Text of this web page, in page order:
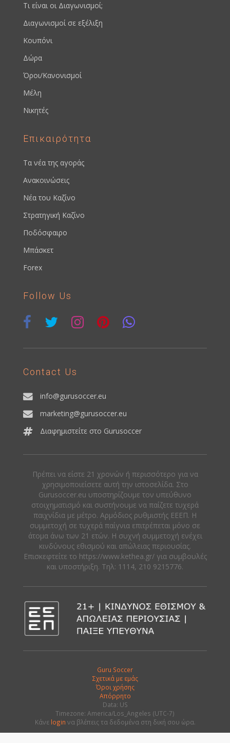
Τι είναι οι Διαγωνισμοί;
Διαγωνισμοί σε εξέλιξη
Κουπόνι
Δώρα
Όροι/Κανονισμοί
Μέλη
Νικητές
Επικαιρότητα
Τα νέα της αγοράς
Ανακοινώσεις
Νέα του Καζίνο
Στρατηγική Καζίνο
Ποδόσφαιρο
Μπάσκετ
Forex
Follow Us
Contact Us
info@gurusoccer.eu
marketing@gurusoccer.eu
Διαφημιστείτε στο Gurusoccer
Πρέπει να είστε 21 χρονών ή περισσότερο για να
χρησιμοποιείσετε αυτή την ιστοσελίδα. Στο
Gurusoccer.eu υποστηρίζουμε τον υπεύθυνο
στοιχηματισμό και συστήνουμε να παίζετε τυχερά
παιχνίδια με μέτρο. Αρμόδιος ρυθμιστής ΕΕΕΠ. Η
συμμετοχή σε τυχερά παίγνια επιτρέπεται μόνο σε
άτομα άνω των 21 ετών. Η συχνή συμμετοχή ενέχει
κινδύνους εθισμού και απώλειας περιουσίας.
Eπισκεφτείτε το https://www.kethea.gr/ για συμβουλές
και υποστήριξη. Tηλ: 1114, 210 9215776.
Guru Soccer
Σχετικά με εμάς
Όροι χρήσης
Απόρρητο
Data: US
Timezone: America/Los_Angeles (UTC-7)
Κάνε login να βλέπεις τα δεδομένα στη δική σου ώρα.